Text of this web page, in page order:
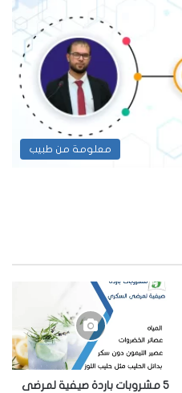
معلومة من طبيب
5 مشروبات باردة صيفية لمرضى